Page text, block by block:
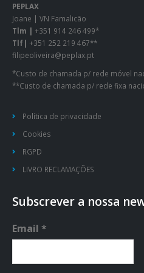
PEPLAX
Joane | VN Famalicão
Tlm | +351 914 246 499*
Tlf| +351 252 219 467**
filipeoliveira@peplax.pt
*Custo de chamada p/ rede móvel
**Custo de chamada p/ rede fixa
Política de privacidade
Cookies
RGPD
LIVRO RECLAMAÇÕES
Subscrever a nossa
Email *